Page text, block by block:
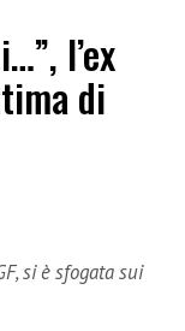
l’ex
di
si è sfogata sui